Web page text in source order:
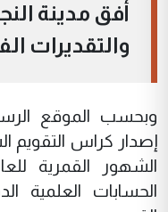
أفق مدينة
والتقديرات
وبحسب الموقع
إصدار كراس التقويم
الشهور القمرية
الحسابات العلمية